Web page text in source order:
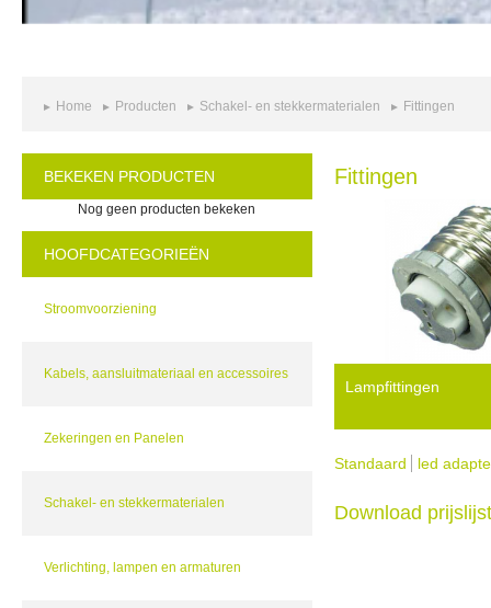
Home Producten Schakel- en stekkermaterialen Fittingen
BEKEKEN PRODUCTEN
Nog geen producten bekeken
HOOFDCATEGORIEËN
Stroomvoorziening
Kabels, aansluitmateriaal en accessoires
Zekeringen en Panelen
Schakel- en stekkermaterialen
Verlichting, lampen en armaturen
Fittingen
Lampfittingen
Standaard led
Download